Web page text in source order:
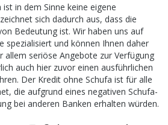
in dem Sinne keine eigene
sich dadurch aus, dass die
Bedeutung ist. Wir haben uns auf
spezialisiert und können Ihnen daher
allem seriöse Angebote zur Verfügung
auch hier zuvor einen ausführlichen
Der Kredit ohne Schufa ist für alle
die aufgrund eines negativen Schufa-
bei anderen Banken erhalten würden.